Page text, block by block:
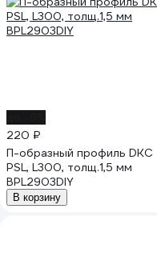
220 ₽
П-образный профиль DKC
PSL, L300, толщ.1,5 мм
BPL2903DIY
В корзину